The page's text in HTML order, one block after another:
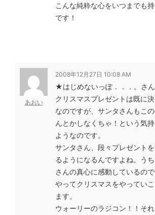
こんな純粋な心をいつまでも
です！
あおい
2008年12月27日 10:08 AM
★はじめないっぽ．．．。さん
クリスマスプレゼントは既に
なのですが、サンタさんもこ
んとかしなくちゃ！という気
ようなのです。
サンタさん、段々プレゼント
るようになるんですよね。う
さんの真心に感動しているの
やってクリスマスをやってい
ます。
ウォーリーのラジコン！！そ